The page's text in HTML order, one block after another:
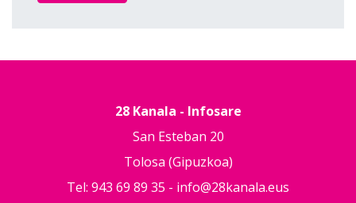
28 Kanala - Infosare
San Esteban 20
Tolosa (Gipuzkoa)
Tel: 943 69 89 35 - info@28kanala.eus